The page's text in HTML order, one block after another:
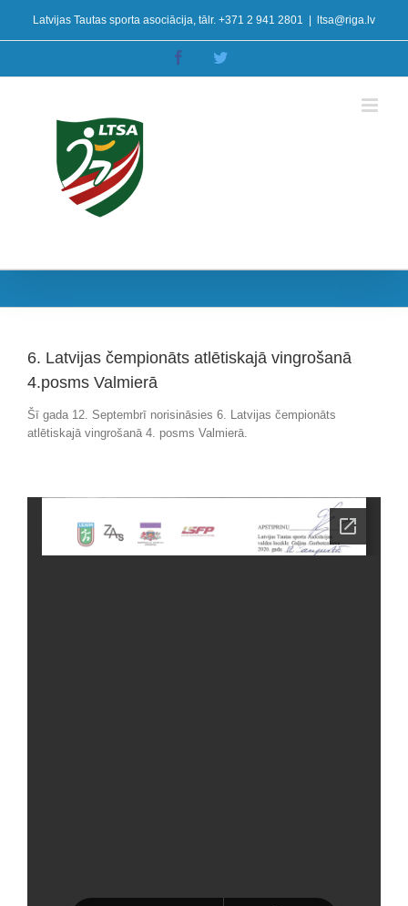
content
Latvijas Tautas sporta asociācija, tālr. +371 2 941 2801 ltsa@riga.lv
Facebook
6. Latvijas čempionāts atlētiskajā vingrošanā
4.posms Valmierā
Šī gada 12. Septembrī norisināsies 6. Latvijas čempionāts
atlētiskajā vingrošanā 4. posms Valmierā.